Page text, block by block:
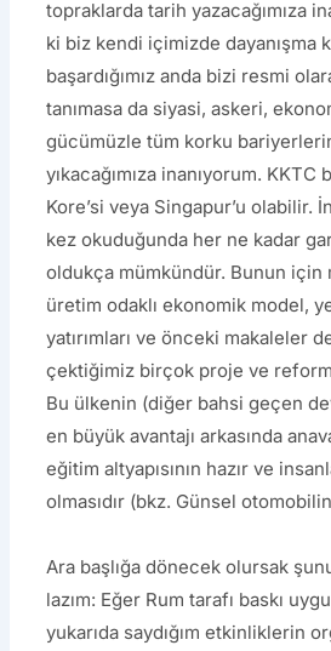
topraklarda tarih yazacağımıza
ki biz kendi içimizde dayanışma
başardığımız anda bizi resmi
tanımasa da siyasi, askeri,
gücümüzle tüm korku
yıkacağımıza inanıyorum.
Kore’si veya Singapur’u olabilir.
kez okuduğunda her ne kadar
oldukça mümkündür. Bunun için
üretim odaklı ekonomik model,
yatırımları ve önceki makaleler
çektiğimiz birçok proje ve
Bu ülkenin (diğer bahsi geçen
en büyük avantajı arkasında
eğitim altyapısının hazır ve
olmasıdır (bkz. Günsel
Ara başlığa dönecek olursak
lazım: Eğer Rum tarafı baskı
yukarıda saydığım etkinliklerin